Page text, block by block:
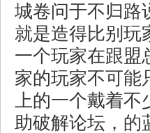
城卷问于不归路
就是造得比别玩
一个玩家在跟盟
家的玩家不可能
上的一个戴着不
助破解论坛，的